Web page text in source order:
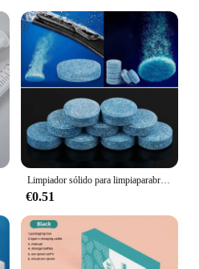
Limpiador sólido para limpiaparabrisas de coche, tabletas efervescentes, inodoro de vidrio, ventana, limpieza de parabrisas, accesorios para coche, 5 uds.
€0.51